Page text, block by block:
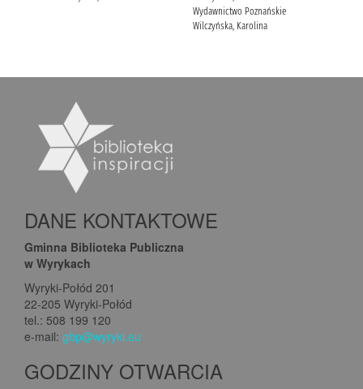
DANE KONTAKTOWE
Gminna Biblioteka Publiczna
w Wyrykach
Wyryki-Połód 201
22-205 Wyryki-Połód
tel.: 508 199 120
e-mail: gbp@wyryki.eu
GODZINY OTWARCIA